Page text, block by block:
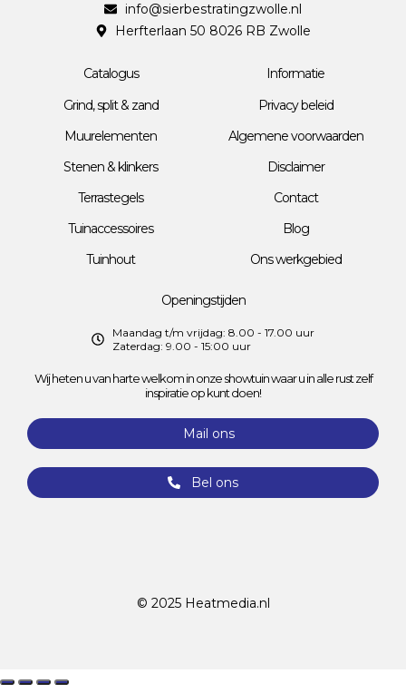
info@sierbestratingzwolle.nl
Herfterlaan 50 8026 RB Zwolle
Catalogus
Grind, split & zand
Muurelementen
Stenen & klinkers
Terrastegels
Tuinaccessoires
Tuinhout
Informatie
Privacy beleid
Algemene voorwaarden
Disclaimer
Contact
Blog
Ons werkgebied
Openingstijden
Maandag t/m vrijdag: 8.00 - 17.00 uur
Zaterdag: 9.00 - 15:00 uur
Wij heten u van harte welkom in onze showtuin waar u in alle rust zelf
inspiratie op kunt doen!
Mail ons
Bel ons
© 2025 Heatmedia.nl